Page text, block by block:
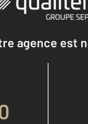
agence est